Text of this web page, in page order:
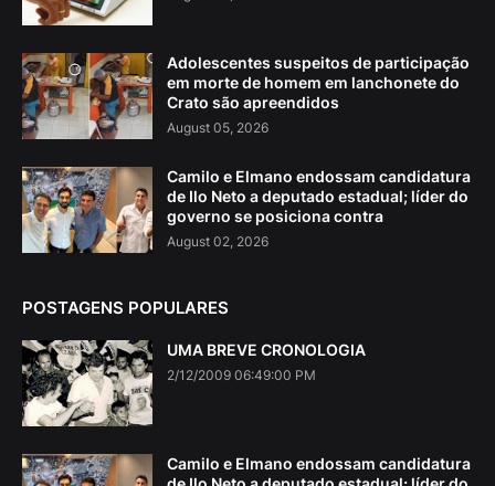
Adolescentes suspeitos de participação
em morte de homem em lanchonete do
Crato são apreendidos
August 05, 2026
Camilo e Elmano endossam candidatura
de Ilo Neto a deputado estadual; líder do
governo se posiciona contra
August 02, 2026
POSTAGENS POPULARES
UMA BREVE CRONOLOGIA
2/12/2009 06:49:00 PM
Camilo e Elmano endossam candidatura